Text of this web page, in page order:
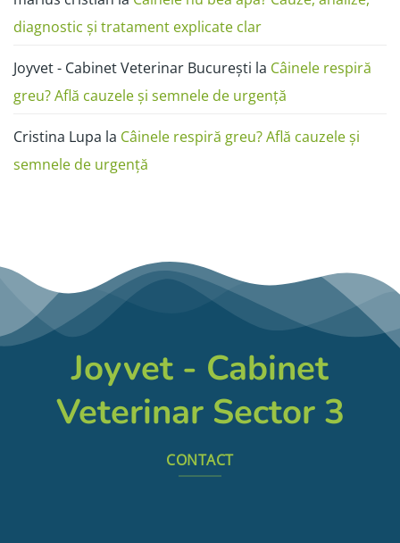
diagnostic și tratament explicate clar
Joyvet - Cabinet Veterinar București la Câinele respiră
greu? Află cauzele și semnele de urgență
Cristina Lupa la Câinele respiră greu? Află cauzele și
semnele de urgență
Joyvet - Cabinet
Veterinar Sector 3
CONTACT